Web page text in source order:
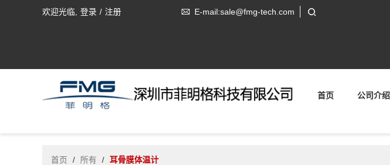
欢迎光临, 登录 / 注册 E-mail:sale@fmg-tech.com
首页 公司介绍
首页 / 所有 / 耳骨膜体温计